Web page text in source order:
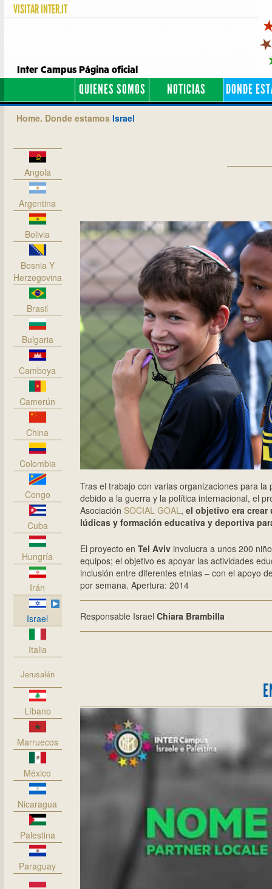
VISITARINTER.IT
Inter Campus Página oficial
QUIENES SOMOS NOTICIAS DONDE
Home. Donde estamos Israel
Angola
Argentina
Bolivia
Bosnia Y
Herzegovina
Brasil
Bulgaria
Camboya
Camerún
China
Colombia
Congo
Cuba
Hungría
Irán
Israel
Italia
Jerusalén
Líbano
Marruecos
México
Nicaragua
Palestina
Paraguay
Tras el trabajo con varias organizaciones para
debido a la guerra y la política internacional, el
Asociación SOCIAL GOAL, el objetivo era
lúdicas y formación educativa y deportiva
El proyecto en Tel Avivinvolucra a unos 200
equipos; el objetivo es apoyar las actividades
inclusión entre diferentes etnias – con el apoyo
por semana. Apertura: 2014
Responsable Israel Chiara Brambilla